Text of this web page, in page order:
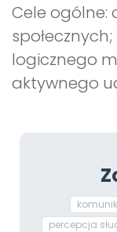
Cele ogólne:
logicznego
aktywnego
percepcja